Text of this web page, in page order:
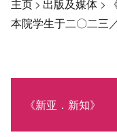
主页> 出版及媒体 >
本院学生于二〇二三
《新亚．新知》